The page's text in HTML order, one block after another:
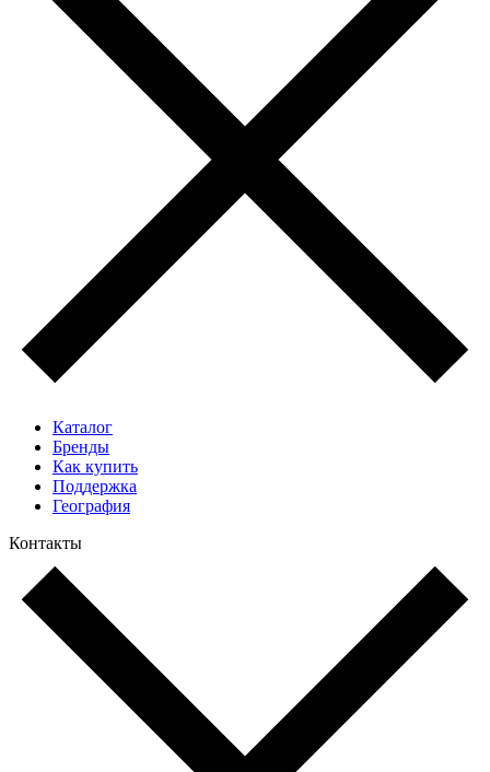
Каталог
Бренды
Как купить
Поддержка
География
Контакты